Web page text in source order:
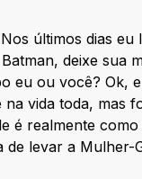
últimos dias
deixe sua
eu ou você? Ok,
vida toda, mas
é realmente
levar a